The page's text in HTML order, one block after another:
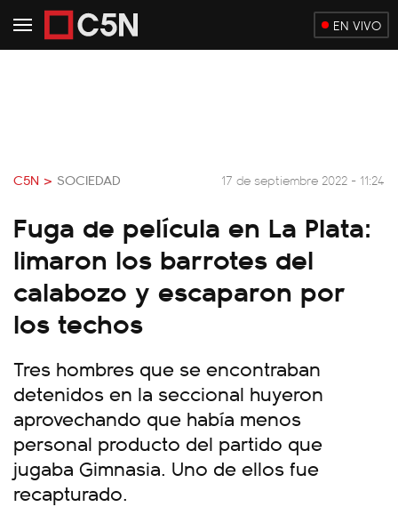
EN VIVO
C5N > SOCIEDAD 17 de septiembre 2022 - 11:24
Fuga de película en La Plata:
limaron los barrotes del
calabozo y escaparon por
los techos
Tres hombres que se encontraban
detenidos en la seccional huyeron
aprovechando que había menos
personal producto del partido que
jugaba Gimnasia. Uno de ellos fue
recapturado.